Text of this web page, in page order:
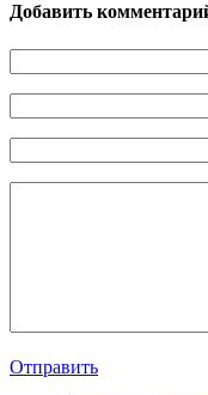
Добавить
Отправить